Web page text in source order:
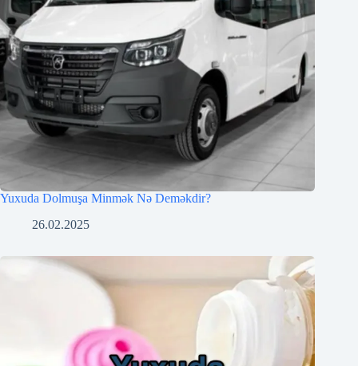
Yuxuda Dolmuşa Minmək Nə Deməkdir?
26.02.2025